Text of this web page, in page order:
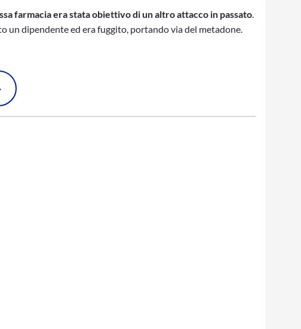
farmacia era stata obiettivo di un altro attacco in passato.
un dipendente ed era fuggito, portando via del metadone.